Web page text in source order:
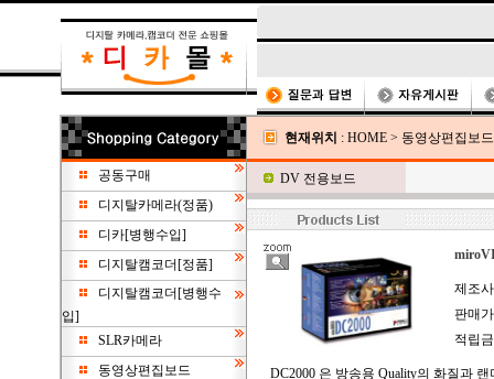
공동구매
디지탈카메라(정품)
디카[병행수입]
디지탈캠코더[정품]
디지탈캠코더[병행수
입]
SLR카메라
동영상편집보드
현재위치 : HOME > 동영상편집보드
DV 전용보드
제조
판매
적립
DC2000 은 방송용 Quality의 화질과